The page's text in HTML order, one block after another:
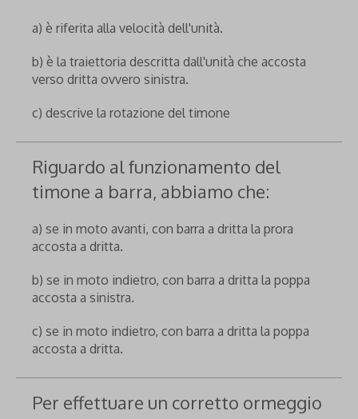
a) è riferita alla velocità dell'unità.
b) è la traiettoria descritta dall'unità che accosta
verso dritta ovvero sinistra.
c) descrive la rotazione del timone
Riguardo al funzionamento del
timone a barra, abbiamo che:
a) se in moto avanti, con barra a dritta la prora
accosta a dritta.
b) se in moto indietro, con barra a dritta la poppa
accosta a sinistra.
c) se in moto indietro, con barra a dritta la poppa
accosta a dritta.
Per effettuare un corretto ormeggio